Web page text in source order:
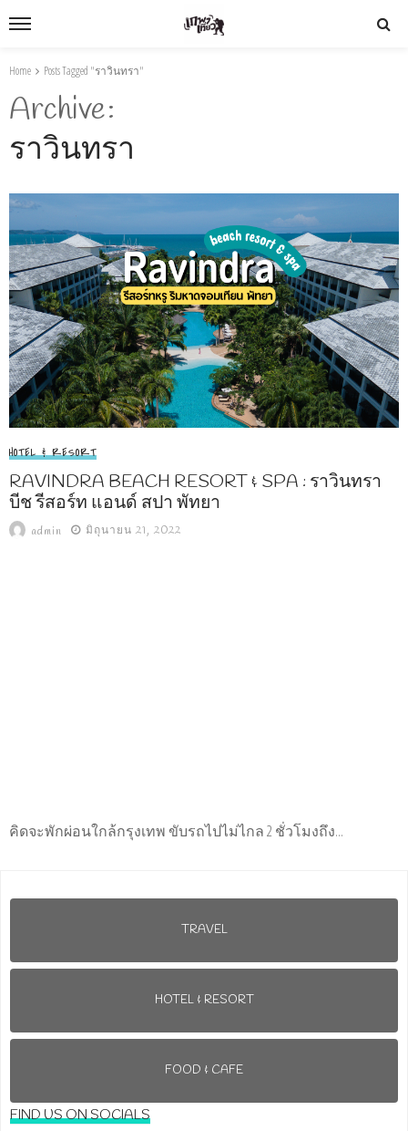
Home Posts Tagged "ราวินทรา"
Archive
ราวินทรา
HOTEL & RESORT
RAVINDRA BEACH RESORT & SPA : ราวินทรา
บีช รีสอร์ท แอนด์ สปา พัทยา
admin มิถุนายน 21, 2022
คิดจะพักผ่อนใกล้กรุงเทพ ขับรถไปไม่ไกล 2 ชั่วโมงถึง...
TRAVEL
HOTEL & RESORT
FOOD & CAFE
FIND US ON SOCIALS